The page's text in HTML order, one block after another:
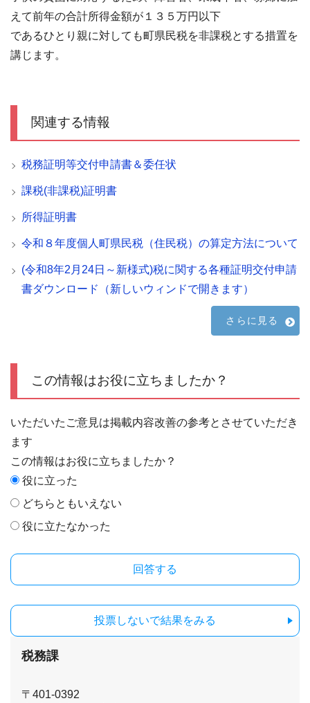
えて前年の合計所得金額が１３５万円以下
であるひとり親に対しても町県民税を非課税とする措置を
講じます。
関連する情報
税務証明等交付申請書＆委任状
課税(非課税)証明書
所得証明書
令和８年度個人町県民税（住民税）の算定方法について
(令和8年2月24日～新様式)税に関する各種証明交付申請
書ダウンロード（新しいウィンドで開きます）
さらに見る
この情報はお役に立ちましたか？
いただいたご意見は掲載内容改善の参考とさせていただき
ます
この情報はお役に立ちましたか？
役に立った
どちらともいえない
役に立たなかった
投票しないで結果をみる
税務課
〒401-0392